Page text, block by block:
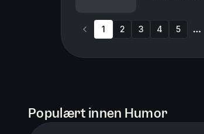
1 2 3 4 5
Populært innen Humor